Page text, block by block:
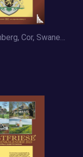
Swanenberg, Cor, Swanenberg, Jos